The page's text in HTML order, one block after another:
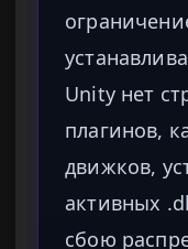
Unity нет
плагинов,
движков,
активных
сбою